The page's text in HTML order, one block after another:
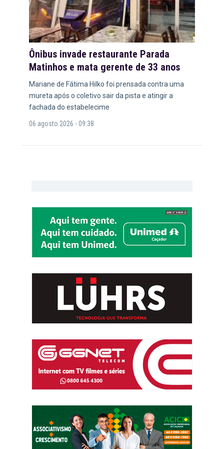
Ônibus invade restaurante Parada
Matinhos e mata gerente de 33 anos
Mariane de Fátima Hilko foi prensada contra uma
mureta após o coletivo sair da pista e atingir a
fachada do estabelecime
06 agosto 2026 - 09:38